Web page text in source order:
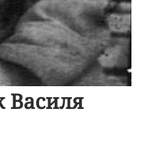
Василя